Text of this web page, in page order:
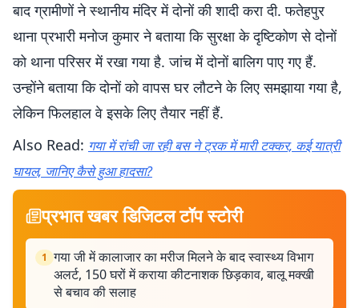
बाद ग्रामीणों ने स्थानीय मंदिर में दोनों की शादी करा दी. फतेहपुर
थाना प्रभारी मनोज कुमार ने बताया कि सुरक्षा के दृष्टिकोण से दोनों
को थाना परिसर में रखा गया है. जांच में दोनों बालिग पाए गए हैं.
उन्होंने बताया कि दोनों को वापस घर लौटने के लिए समझाया गया है,
लेकिन फिलहाल वे इसके लिए तैयार नहीं हैं.
Also Read: गया में रांची जा रही बस ने ट्रक में मारी टक्कर, कई यात्री
घायल, जानिए कैसे हुआ हादसा?
प्रभात खबर डिजिटल टॉप स्टोरी
1 गया जी में कालाजार का मरीज मिलने के बाद स्वास्थ्य विभाग
अलर्ट, 150 घरों में कराया कीटनाशक छिड़काव, बालू मक्खी
से बचाव की सलाह